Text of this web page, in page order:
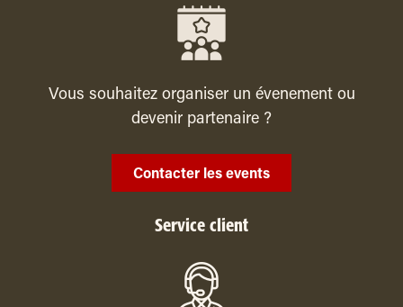
Vous souhaitez organiser un évenement ou
devenir partenaire ?
Contacter les events
Service client